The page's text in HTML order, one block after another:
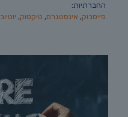
החברתיות:
פייסבוק, אינסטגרם, טיקטוק, יוטיוב